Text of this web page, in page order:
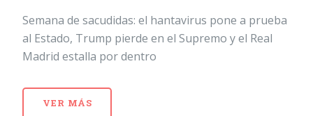
Semana de sacudidas: el hantavirus pone a prueba
al Estado, Trump pierde en el Supremo y el Real
Madrid estalla por dentro
VER MÁS